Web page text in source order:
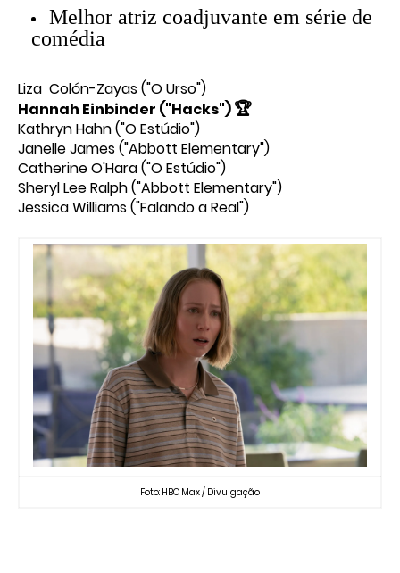
Melhor atriz coadjuvante em série de
comédia
Liza Colón-Zayas ("O Urso")
Hannah Einbinder ("Hacks")🏆
Kathryn Hahn ("O Estúdio")
Janelle James ("Abbott Elementary")
Catherine O'Hara ("O Estúdio")
Sheryl Lee Ralph ("Abbott Elementary")
Jessica Williams ("Falando a Real")
Foto: HBO Max / Divulgação